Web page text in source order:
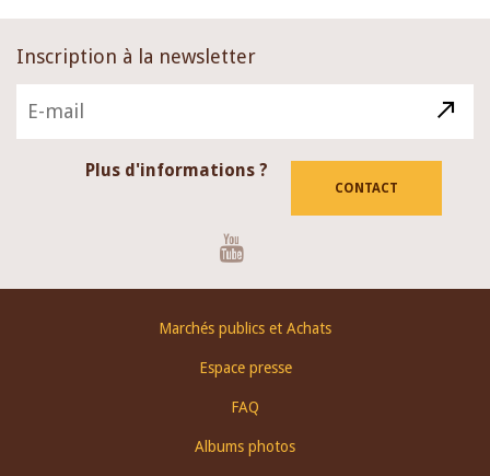
Inscription à la newsletter
Plus d'informations ?
CONTACT
Marchés publics et Achats
Espace presse
FAQ
Albums photos